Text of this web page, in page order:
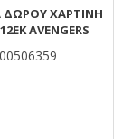
ΔΩΡΟΥ ΧΑΡΤΙΝΗ
AVENGERS